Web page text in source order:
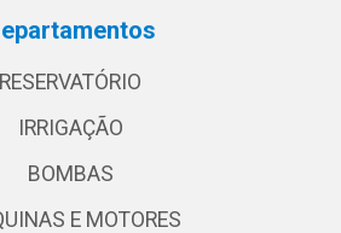
RESERVATÓRIO
IRRIGAÇÃO
BOMBAS
E MOTORES